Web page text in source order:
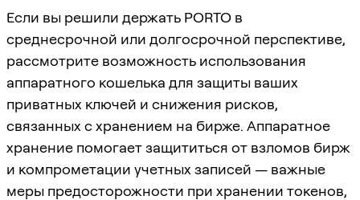
Если вы решили держать PORTO в
среднесрочной или долгосрочной перспективе,
рассмотрите возможность использования
аппаратного кошелька для защиты ваших
приватных ключей и снижения рисков,
связанных с хранением на бирже. Аппаратное
хранение помогает защититься от взломов бирж
и компрометации учетных записей — важные
меры предосторожности при хранении токенов,